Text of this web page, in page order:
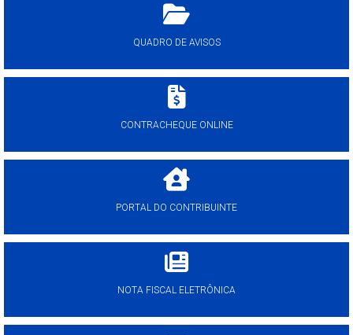
QUADRO DE AVISOS
CONTRACHEQUE ONLINE
PORTAL DO CONTRIBUINTE
NOTA FISCAL ELETRÔNICA